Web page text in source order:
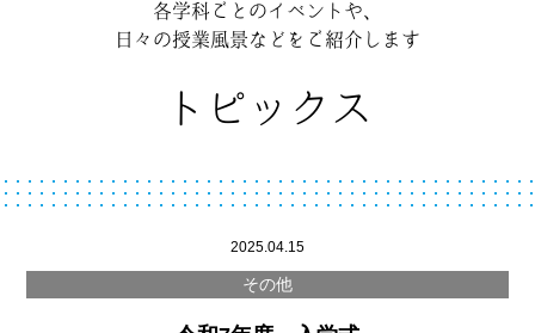
各学科ごとのイベントや、
日々の授業風景などをご紹介します
トピックス
2025.04.15
その他